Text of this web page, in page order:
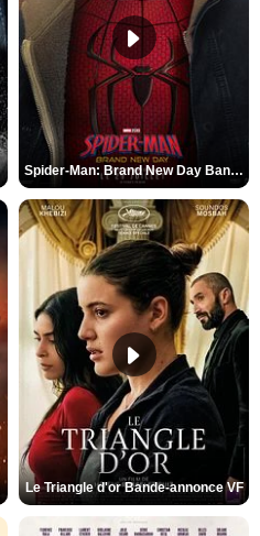
Spider-Man: Brand New Day Bande-annonce VO STFR
Le Triangle d'or Bande-annonce VF